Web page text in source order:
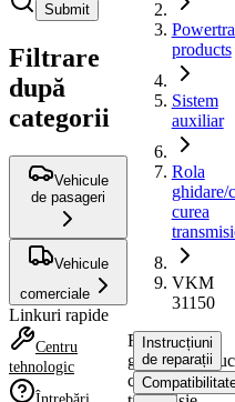
Submit
Filtrare
după
categorii
Vehicule
de pasageri
Vehicule
comerciale
Linkuri rapide
Centru
tehnologic
products
Sistem
auxiliar
Rola
ghidare/
curea
VKM
31150
Rola
ghidare/
curea
Instrucțiuni
de reparații